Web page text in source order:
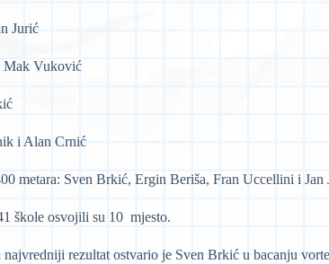
Jurić
Mak Vuković
i Alan Crnić
metara: Sven Brkić, Ergin Beriša, Fran Uccellini i Jan
škole osvojili su 10 mjesto.
najvredniji rezultat ostvario je Sven Brkić u bacanju